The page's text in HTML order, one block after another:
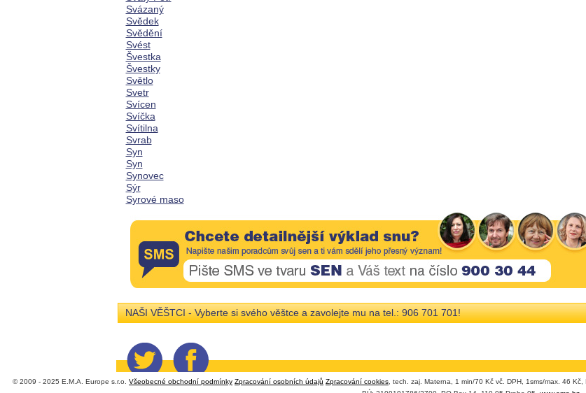
Svázaný
Svědek
Svědění
Svést
Švestka
Švestky
Světlo
Svetr
Svícen
Svíčka
Svítilna
Svrab
Syn
Syn
Synovec
Sýr
Syrové maso
NAŠI VĚŠTCI - Vyberte si svého věštce a zavolejte mu na tel.: 906 701 701!
© 2009 - 2025 E.M.A. Europe s.r.o. Všeobecné obchodní podmínky Zpracování osobních údajů Zpracování cookies , tech. zaj. Materna, 1 min/70 Kč vč. DPH, 1sms/max. 46